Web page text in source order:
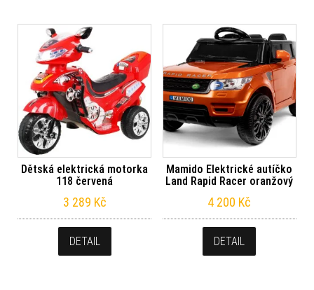
Dětská elektrická motorka
118 červená
3 289 Kč
DETAIL
Mamido Elektrické autíčko
Land Rapid Racer oranžový
4 200 Kč
DETAIL